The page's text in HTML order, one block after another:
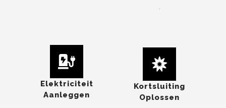
Elektriciteit
Aanleggen
Kortsluiting
Oplossen